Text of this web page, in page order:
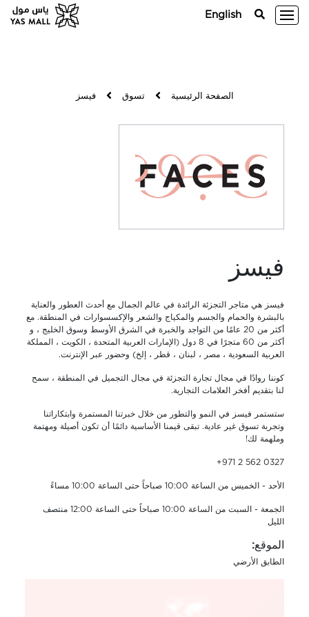
English
الصفحة الرئيسية تسوق فيسز
فيسز
فيسز هي متاجر التجزئة الرائدة في عالم الجمال مع أحدث العطور والعناية
بالبشرة والحمام والجسم والمكياج والشعر والإكسسوارات في المنطقة. مع
أكثر من 20 عامًا من التواجد والخبرة في الشرق الأوسط وسوق الخليج ، و
أكثر من 60 متجرًا في 8 دول (الإمارات العربية المتحدة ، الكويت ، المملكة
العربية السعودية ، مصر ، لبنان ، قطر ، إلخ) وحضور عبر الإنترنت.
كوننا روادًا في مجال تجارة التجزئة في مجال التجميل في المنطقة ، سمح
لنا بتقديم أفخر العلامات التجارية.
ستستمر فيسز في النمو والتطور من خلال خبرتنا المستمرة وابتكاراتنا
وتجربة تسوق غير عادية. تبقى قيمنا الأساسية دائمًا أن تكون أصيلة ومهتمة
وملهمة لك!
+971 2 562 0327
الأحد - الخميس من الساعة 10:00 صباحاً حتى الساعة 10:00 مساءً
الجمعة - السبت من الساعة 10:00 صباحاً حتى الساعة 12:00 منتصف
الليل
الموقع:
الطابق الأرضي